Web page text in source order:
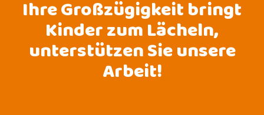
Ihre Großzügigkeit bringt
Kinder zum Lächeln,
unterstützen Sie unsere
Arbeit!